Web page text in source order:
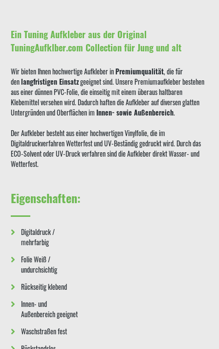
Ein Tuning Aufkleber aus der Original
TuningAufklber.com Collection für Jung und alt
Wir bieten Ihnen hochwertige Aufkleber inPremiumqualität, die für
denlangfristigen Einsatzgeeignet sind. Unsere Premiumaufkleber bestehen
aus einer dünnen PVC-Folie, die einseitig mit einem überaus haltbaren
Klebemittel versehen wird. Dadurch haften die Aufkleber auf diversen glatten
Untergründen und Oberflächen imInnen- sowie Außenbereich.
Der Aufkleber besteht aus einer hochwertigen Vinylfolie, die im
Digitaldruckverfahren Wetterfest und UV-Beständig gedruckt wird. Durch das
ECO-Solvent oder UV-Druck verfahren sind die Aufkleber direkt Wasser- und
Wetterfest.
Eigenschaften:
Digitaldruck /
mehrfarbig
Folie Weiß /
undurchsichtig
Rückseitig klebend
Innen- und
Außenbereich geeignet
Waschstraßen fest